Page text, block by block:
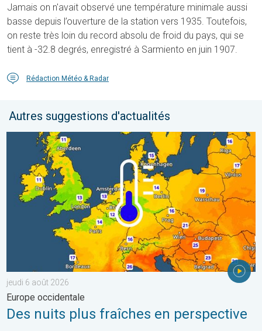
Jamais on n'avait observé une température minimale aussi
basse depuis l’ouverture de la station vers 1935. Toutefois,
on reste très loin du record absolu de froid du pays, qui se
tient à -32.8 degrés, enregistré à Sarmiento en juin 1907.
Rédaction Météo & Radar
Autres suggestions d'actualités
Des nuits plus fraîches en perspective. Europe occidentale. . .
jeudi 6 août 2026
Europe occidentale
Des nuits plus fraîches en perspective